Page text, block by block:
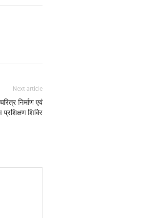
Next article
निर्माण एवं
प्रशिक्षण शिविर